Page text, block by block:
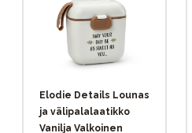
Elodie Details Lounas
ja välipalalaatikko
Vanilja Valkoinen